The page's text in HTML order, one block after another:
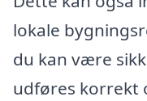
lokale
du kan være
udføres korrekt